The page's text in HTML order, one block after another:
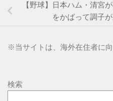
【野球】日本ハム・清
をかばって調子
※当サイトは、海外在住者に
検索